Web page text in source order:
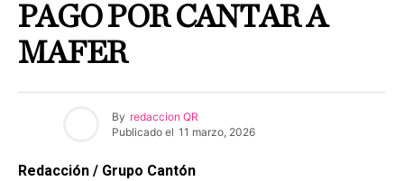
PAGO POR CANTAR A
MAFER
By redaccion QR
Publicado el 11 marzo, 2026
Redacción / Grupo Cantón